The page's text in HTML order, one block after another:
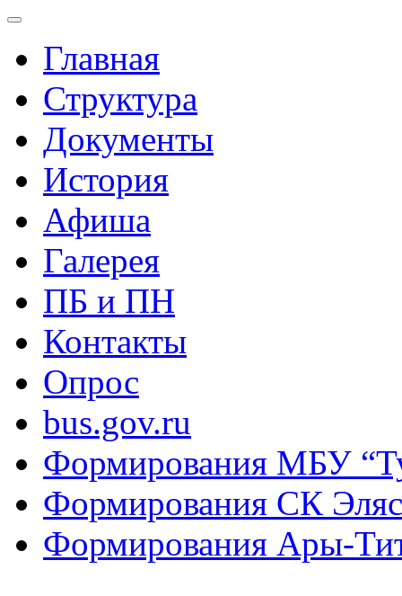
Главная
Структура
Документы
История
Афиша
Галерея
ПБ и ПН
Контакты
Опрос
bus.gov.ru
Формирования МБУ
Формирования СК
Формирования Ары-